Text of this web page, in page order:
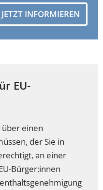
JETZT INFORMIEREN
EU-
über einen
der Sie in
an einer
Bürger:innen